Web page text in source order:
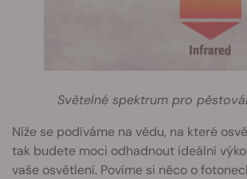
Světelné spektrum pro
Níže se podíváme na vědu, na které
tak budete moci odhadnout ideální
vaše osvětlení. Povíme si něco o